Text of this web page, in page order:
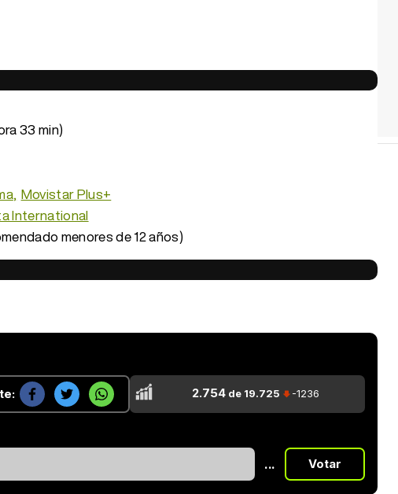
33 min)
Movistar Plus+
International
menores de 12 años)
2.754de 19.725 -1236
... Votar